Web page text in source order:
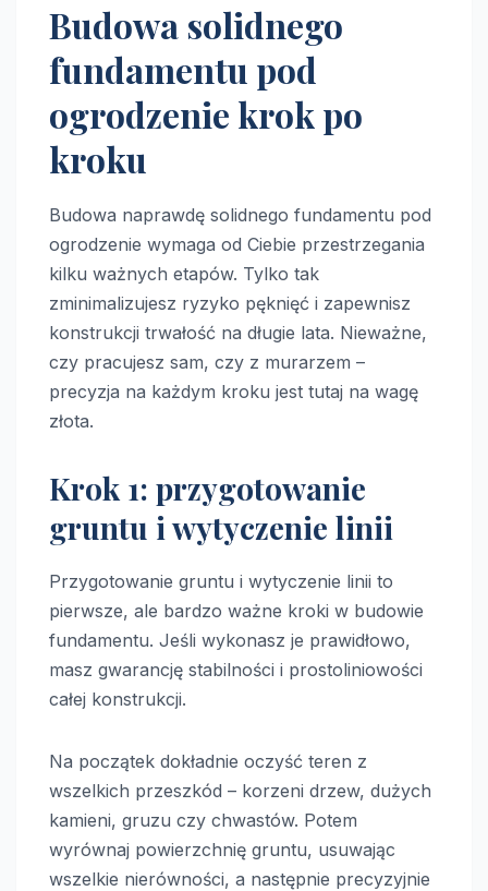
Budowa solidnego
fundamentu pod
ogrodzenie krok po
kroku
Budowa naprawdę solidnego fundamentu pod
ogrodzenie wymaga od Ciebie przestrzegania
kilku ważnych etapów. Tylko tak
zminimalizujesz ryzyko pęknięć i zapewnisz
konstrukcji trwałość na długie lata. Nieważne,
czy pracujesz sam, czy z murarzem –
precyzja na każdym kroku jest tutaj na wagę
złota.
Krok 1: przygotowanie
gruntu i wytyczenie linii
Przygotowanie gruntu i wytyczenie linii to
pierwsze, ale bardzo ważne kroki w budowie
fundamentu. Jeśli wykonasz je prawidłowo,
masz gwarancję stabilności i prostoliniowości
całej konstrukcji.
Na początek dokładnie oczyść teren z
wszelkich przeszkód – korzeni drzew, dużych
kamieni, gruzu czy chwastów. Potem
wyrównaj powierzchnię gruntu, usuwając
wszelkie nierówności, a następnie precyzyjnie